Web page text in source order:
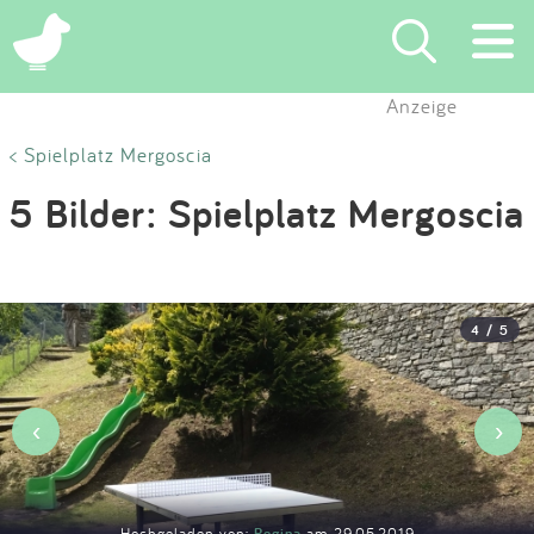
×
Eintragen
Blog
Partner
Kontakt
Anzeige
< Spielplatz Mergoscia
5 Bilder: Spielplatz Mergoscia
4 / 5
‹ ›